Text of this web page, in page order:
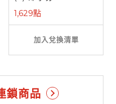
1,629點
加入兌換清單
鎖商品